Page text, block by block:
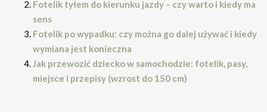
Fotelik tyłem do kierunku jazdy – czy warto i kiedy ma
sens
Fotelik po wypadku: czy można go dalej używać i kiedy
wymiana jest konieczna
Jak przewozić dziecko w samochodzie: fotelik, pasy,
miejsce i przepisy (wzrost do 150 cm)